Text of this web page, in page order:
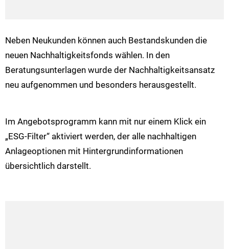
Neben Neukunden können auch Bestandskunden die
neuen Nachhaltigkeitsfonds wählen. In den
Beratungsunterlagen wurde der Nachhaltigkeitsansatz
neu aufgenommen und besonders herausgestellt.
Im Angebotsprogramm kann mit nur einem Klick ein
„ESG-Filter“ aktiviert werden, der alle nachhaltigen
Anlageoptionen mit Hintergrundinformationen
übersichtlich darstellt.